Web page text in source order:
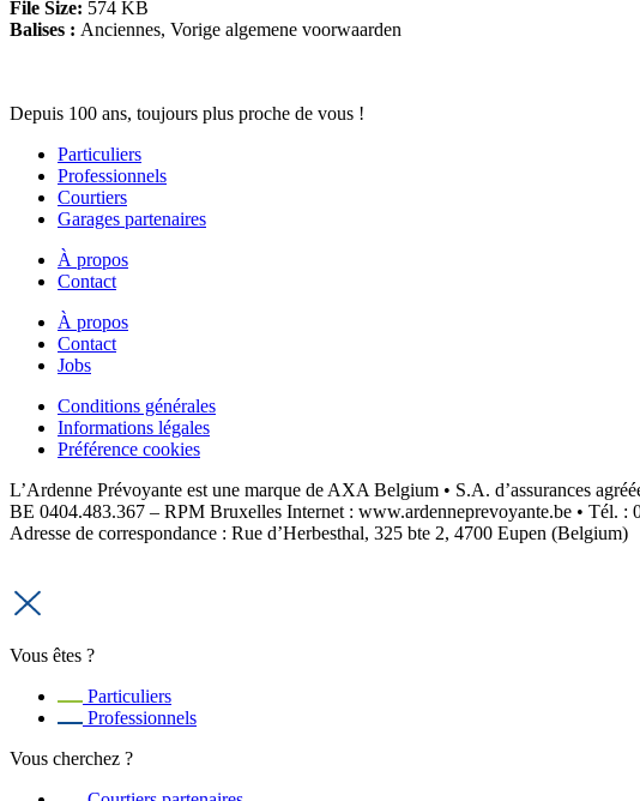
File Size: 574 KB
Balises : Anciennes, Vorige algemene voorwaarden
Depuis 100 ans, toujours plus proche de vous !
Particuliers
Professionnels
Courtiers
Garages partenaires
À propos
Contact
À propos
Contact
Jobs
Conditions générales
Informations légales
Préférence cookies
L’Ardenne Prévoyante est une marque de AXA Belgium • S.A. d’assurances
BE 0404.483.367 – RPM Bruxelles Internet : www.ardenneprevoyante.be • Tél. :
Adresse de correspondance : Rue d’Herbesthal, 325 bte 2, 4700 Eupen (Belgium)
Vous êtes ?
Particuliers
Professionnels
Vous cherchez ?